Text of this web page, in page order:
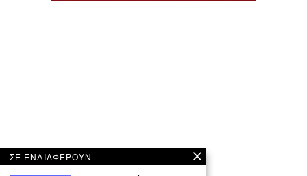
ΣΕ ΕΝΔΙΑΦΕΡΟΥΝ